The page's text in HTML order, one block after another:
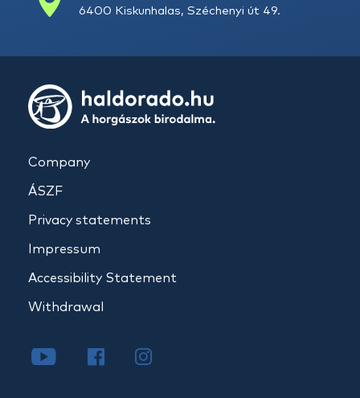
6400 Kiskunhalas, Széchenyi út 49.
Company
ÁSZF
Privacy statements
Impressum
Accessibility Statement
Withdrawal